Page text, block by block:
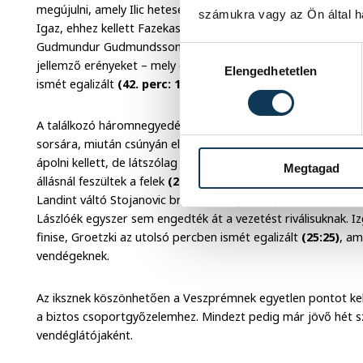
számukra vagy az Ön által
Hozzájárulás kiválasztása
Elengedhetetlen
Megtagad
megújulni, amely Ilic hetesével, valamint Ugalde és Nagy
Igaz, ehhez kellett Fazekas is, aki a padról beállva védte a
Gudmundur Gudmundsson időkérése után a Rhein-Neckar
jellemző erényeket – mely egyetlen pillantra sem adta fel a
ismét egalizált (42. perc: 19:19)
A találkozó háromnegyedénél – első és egyetlen hazai
sorsára, miután csúnyán elgázolta a felugró Ugaldét. A
ápolni kellett, de látszólag nem szenvedett súlyosabb
állásnál feszültek a felek (23:23)
Landint váltó Stojanovic brillírózott. Így a hajrában is fej-fej
Lászlóék egyszer sem engedték át a vezetést riválisuknak.
finise, Groetzki az utolsó percben ismét egalizált (25:25),
vendégeknek.
Az iksznek köszönhetően a Veszprémnek egyetlen pontot
a biztos csoportgyőzelemhez. Mindezt pedig már jövő hét
vendéglátójaként.